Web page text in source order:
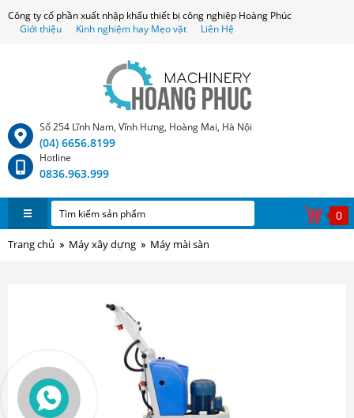
Công ty cổ phần xuất nhập khẩu thiết bị công nghiệp Hoàng Phúc
Giới thiệu
Kinh nghiệm hay Mẹo vặt Liên Hệ
Số 254 Lĩnh Nam, Vĩnh Hưng, Hoàng Mai, Hà Nội
(04) 6656.8199
Hotline
0836.963.999
0
Trang chủ Máy xây dựng Máy mài sàn